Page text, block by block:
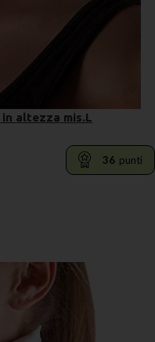
altezza mis.L
36 punti